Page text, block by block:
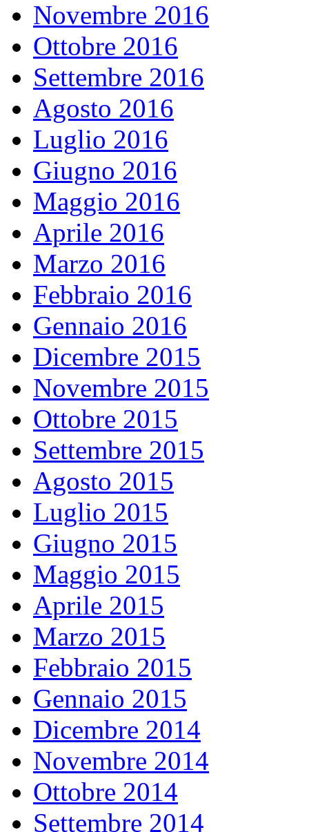
Novembre 2016
Ottobre 2016
Settembre 2016
Agosto 2016
Luglio 2016
Giugno 2016
Maggio 2016
Aprile 2016
Marzo 2016
Febbraio 2016
Gennaio 2016
Dicembre 2015
Novembre 2015
Ottobre 2015
Settembre 2015
Agosto 2015
Luglio 2015
Giugno 2015
Maggio 2015
Aprile 2015
Marzo 2015
Febbraio 2015
Gennaio 2015
Dicembre 2014
Novembre 2014
Ottobre 2014
Settembre 2014